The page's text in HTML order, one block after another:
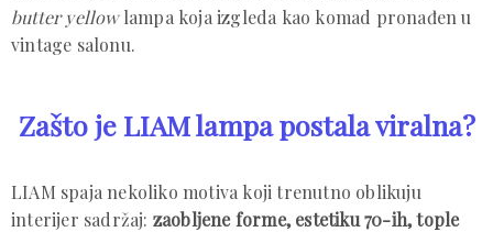
butter yellowlampa koja izgleda kao komad pronađen u
vintage salonu.
Zašto je LIAM lampa postala viralna?
LIAM spaja nekoliko motiva koji trenutno oblikuju
interijer sadržaj: zaobljene forme, estetiku 70-ih, tople